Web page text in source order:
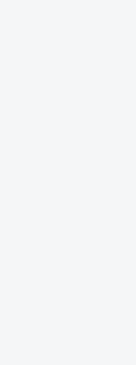
💬 Réagir à cet article
votre commentaire
Cryptos :
milliards... : à
Crédit Agricole
flamboyant, record
Le Crédit Agricole IDF a
2026, via un octroi massif